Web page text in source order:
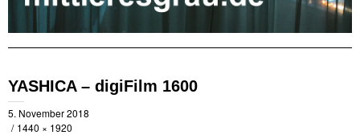
YASHICA – digiFilm 1600
5. November 2018
1440 × 1920